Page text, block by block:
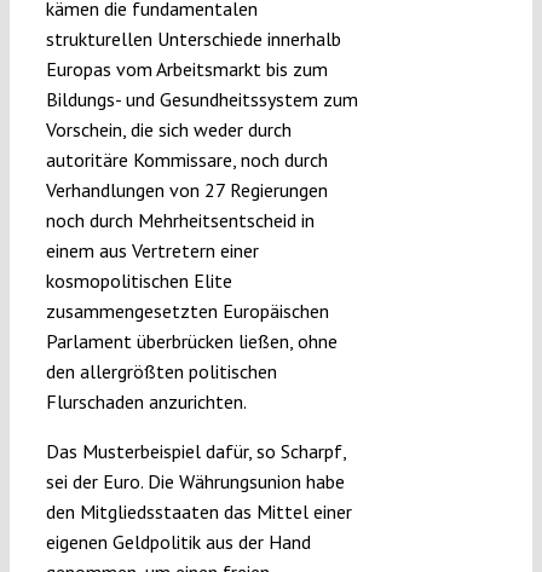
kämen die fundamentalen
strukturellen Unterschiede innerhalb
Europas vom Arbeitsmarkt bis zum
Bildungs- und Gesundheitssystem zum
Vorschein, die sich weder durch
autoritäre Kommissare, noch durch
Verhandlungen von 27 Regierungen
noch durch Mehrheitsentscheid in
einem aus Vertretern einer
kosmopolitischen Elite
zusammengesetzten Europäischen
Parlament überbrücken ließen, ohne
den allergrößten politischen
Flurschaden anzurichten.
Das Musterbeispiel dafür, so Scharpf,
sei der Euro. Die Währungsunion habe
den Mitgliedsstaaten das Mittel einer
eigenen Geldpolitik aus der Hand